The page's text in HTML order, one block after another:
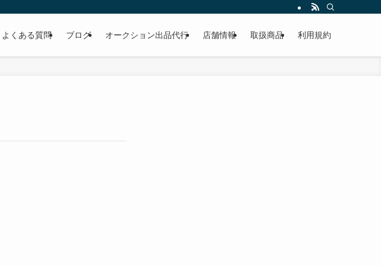
だけでなくディーラーの外注作業もこなしています。出張対応、代車完備、見積り無料です。気軽にお問い合
よくある質問 ブログ オークション出品代行 店舗情報 取扱商品 利用規約